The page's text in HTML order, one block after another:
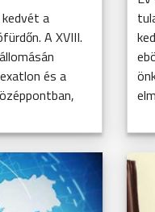
a
A XVIII.
és a